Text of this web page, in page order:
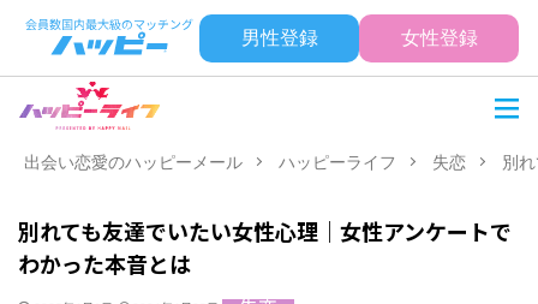
男性登録 女性登録
出会い恋愛のハッピーメール ハッピーライフ 失恋 別
別れても友達でいたい女性心理｜女性アンケートで
わかった本音とは